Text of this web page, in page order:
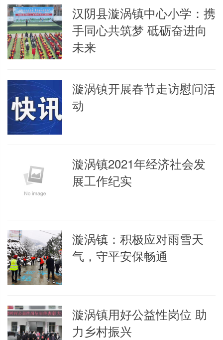
汉阴县漩涡镇中心小学：携
手同心共筑梦 砥砺奋进向
未来
漩涡镇开展春节走访慰问活
动
漩涡镇2021年经济社会发
展工作纪实
漩涡镇：积极应对雨雪天
气，守平安保畅通
漩涡镇用好公益性岗位 助
力乡村振兴